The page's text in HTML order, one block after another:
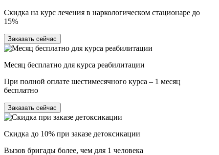
Скидка на курс лечения в наркологическом стационаре до
15%
Заказать сейчас
Месяц бесплатно для курса реабилитации
При полной оплате шестимесячного курса – 1 месяц
бесплатно
Заказать сейчас
Скидка до 10% при заказе детоксикации
Вызов бригады более, чем для 1 человека